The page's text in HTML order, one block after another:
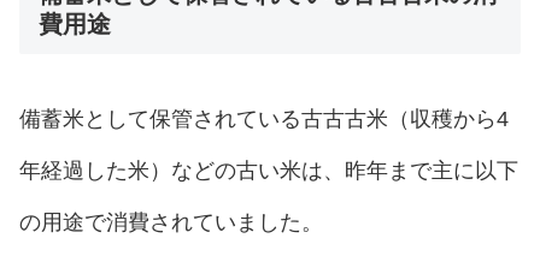
費用途
備蓄米として保管されている古古古米（収穫から4
年経過した米）などの古い米は、昨年まで主に以下
の用途で消費されていました。